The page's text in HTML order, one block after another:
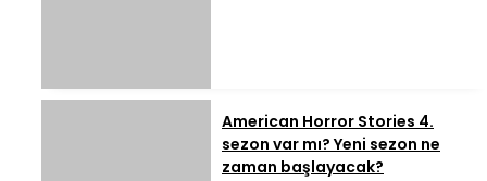
American Horror Stories 4.
sezon var mı? Yeni sezon ne
zaman başlayacak?